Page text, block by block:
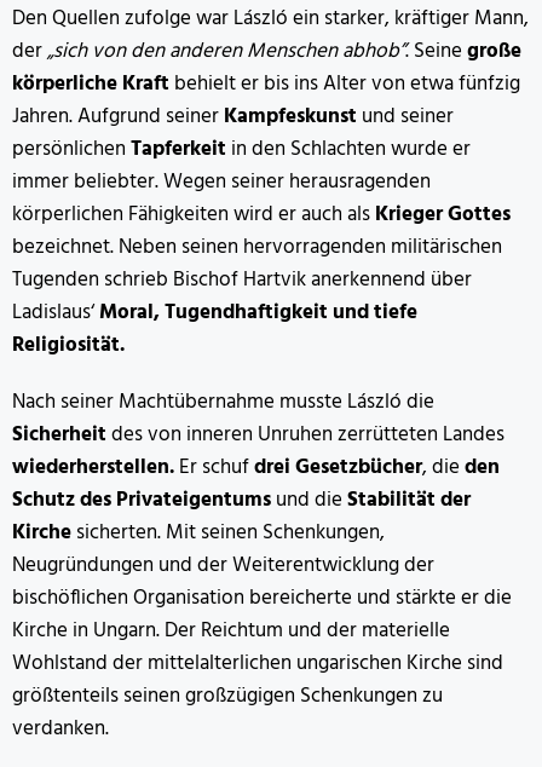
Den Quellen zufolge war László ein starker, kräftiger Mann,
der„sich von den anderen Menschen abhob”. Seinegroße
körperliche Kraft behielt er bis ins Alter von etwa fünfzig
Jahren. Aufgrund seinerKampfeskunst und seiner
persönlichenTapferkeit in den Schlachten wurde er
immer beliebter. Wegen seiner herausragenden
körperlichen Fähigkeiten wird er auch alsKrieger Gottes
bezeichnet. Neben seinen hervorragenden militärischen
Tugenden schrieb Bischof Hartvik anerkennend über
Ladislaus‘Moral, Tugendhaftigkeit und tiefe
Religiosität.
Nach seiner Machtübernahme musste László die
Sicherheitdes von inneren Unruhen zerrütteten Landes
wiederherstellen.Er schufdrei Gesetzbücher, dieden
Schutz des Privateigentumsund dieStabilität der
Kirchesicherten. Mit seinen Schenkungen,
Neugründungen und der Weiterentwicklung der
bischöflichen Organisation bereicherte und stärkte er die
Kirche in Ungarn. Der Reichtum und der materielle
Wohlstand der mittelalterlichen ungarischen Kirche sind
größtenteils seinen großzügigen Schenkungen zu
verdanken.